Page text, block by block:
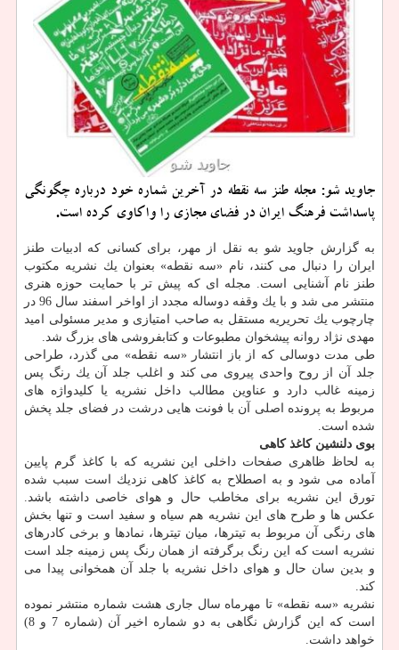
جاوید شو: مجله طنز سه نقطه در آخرین شماره خود درباره چگونگی
پاسداشت فرهنگ ایران در فضای مجازی را واكاوی كرده است.
به گزارش جاوید شو به نقل از مهر، برای كسانی كه ادبیات طنز
ایران را دنبال می كنند، نام «سه نقطه» بعنوان یك نشریه مكتوب
طنز نام آشنایی است. مجله ای كه پیش تر با حمایت حوزه هنری
منتشر می شد و با یك وقفه دوساله مجدد از اواخر اسفند سال 96 در
چارچوب یك تحریریه مستقل به صاحب امتیازی و مدیر مسئولی امید
مهدی نژاد روانه پیشخوان مطبوعات و كتابفروشی های بزرگ شد.
طی مدت دوسالی كه از باز انتشار «سه نقطه» می گذرد، طراحی
جلد آن از روح واحدی پیروی می كند و اغلب جلد آن یك رنگ پس
زمینه غالب دارد و عناوین مطالب داخل نشریه یا كلیدواژه های
مربوط به پرونده اصلی آن با فونت هایی درشت در فضای جلد پخش
شده است.
بوی دلنشین كاغذ كاهی
به لحاظ ظاهری صفحات داخلی این نشریه كه با كاغذ گرم پایین
آماده می شود و به اصطلاح به كاغذ كاهی نزدیك است سبب شده
تورق این نشریه برای مخاطب حال و هوای خاصی داشته باشد.
عكس ها و طرح های این نشریه هم سیاه و سفید است و تنها بخش
های رنگی آن مربوط به تیترها، میان تیترها، نمادها و برخی كادرهای
نشریه است كه این رنگ برگرفته از همان رنگ پس زمینه جلد است
و بدین سان حال و هوای داخل نشریه با جلد آن همخوانی پیدا می
كند.
نشریه «سه نقطه» تا مهرماه سال جاری هشت شماره منتشر نموده
است كه این گزارش نگاهی به دو شماره اخیر آن (شماره 7 و 8)
خواهد داشت.